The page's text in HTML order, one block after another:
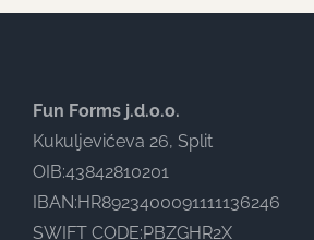
Fun Forms j.d.o.o.
Kukuljevićeva 26, Split
OIB:43842810201
IBAN:HR8923400091111136246
SWIFT CODE:PBZGHR2X